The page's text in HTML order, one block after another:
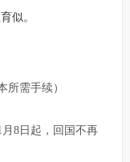
似。
所需手续）
8日起，回国不再